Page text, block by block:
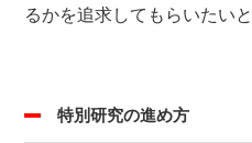
るかを追求してもらいたいと
特別研究の進め方